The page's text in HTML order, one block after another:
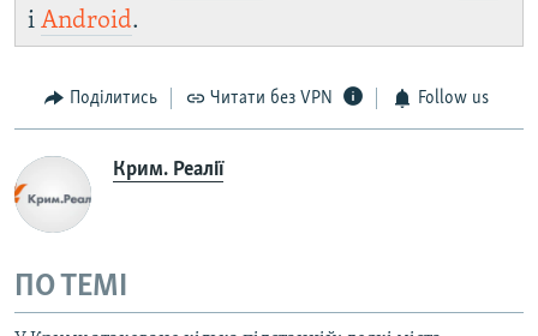
і Android.
Поділитись Читати без VPN Follow us
Крим. Реалії
ПО ТЕМІ